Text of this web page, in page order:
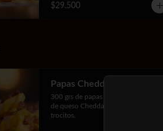
$29.500
Papas Cheddar y Tocineta
300 grs de papas francesas con salsa
de queso Cheddar y tocineta en
trocitos.